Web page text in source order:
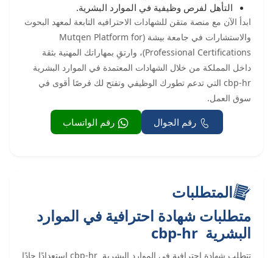
التأهل لفرص وظيفية في الموارد البشرية.
ابدأ الآن مع منصة متقن للشهادات الاحترافيه التابعة لمعهد البحوث
والاستشارات في جامعة بيشة (Mutqen Platform for
Professional Certifications)، وارتقِ بمهاراتك المهنية بثقة
داخل المملكة من خلال الشهادات المعتمدة في الموارد البشرية
cbp-hr التي تدعم تطورك الوظيفي وتفتح لك فرصًا أقوى في
سوق العمل.
رقم الجوال رقم الواتساب
المتطلبات
متطلبات شهادة احترافية في الموارد
البشرية cbp-hr
تتطلب شهادة احترافية في الموارد البشرية cbp-hr استعدادًا جادًا